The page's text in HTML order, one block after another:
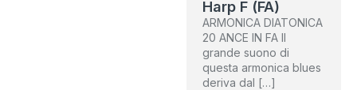
Harp F (FA)
ARMONICA DIATONICA
20 ANCE IN FA Il
grande suono di
questa armonica blues
deriva dal […]